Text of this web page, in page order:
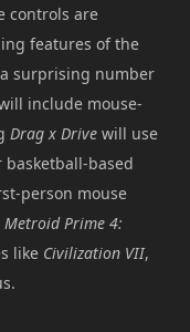
controls are
features of the
surprising number
include mouse-
Drag x Drive will use
based
person mouse
Metroid Prime 4:
like Civilization VII,